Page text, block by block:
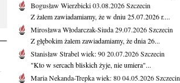
Bogusław Wierzbicki03.08.2026Szczecin
Z żalem zawiadamiamy, że w dniu 25.07.2026 r....
Mirosława Włodarczak-Siuda29.07.2026Szczecin
Z głębokim żalem zawiadamiamy, że dnia 26...
Stanisław Strabelwiek: 9020.07.2026Szczecin
"Kto w sercach bliskich żyje, nie umiera"...
Maria Nekanda-Trepkawiek: 8004.05.2026Szczecin